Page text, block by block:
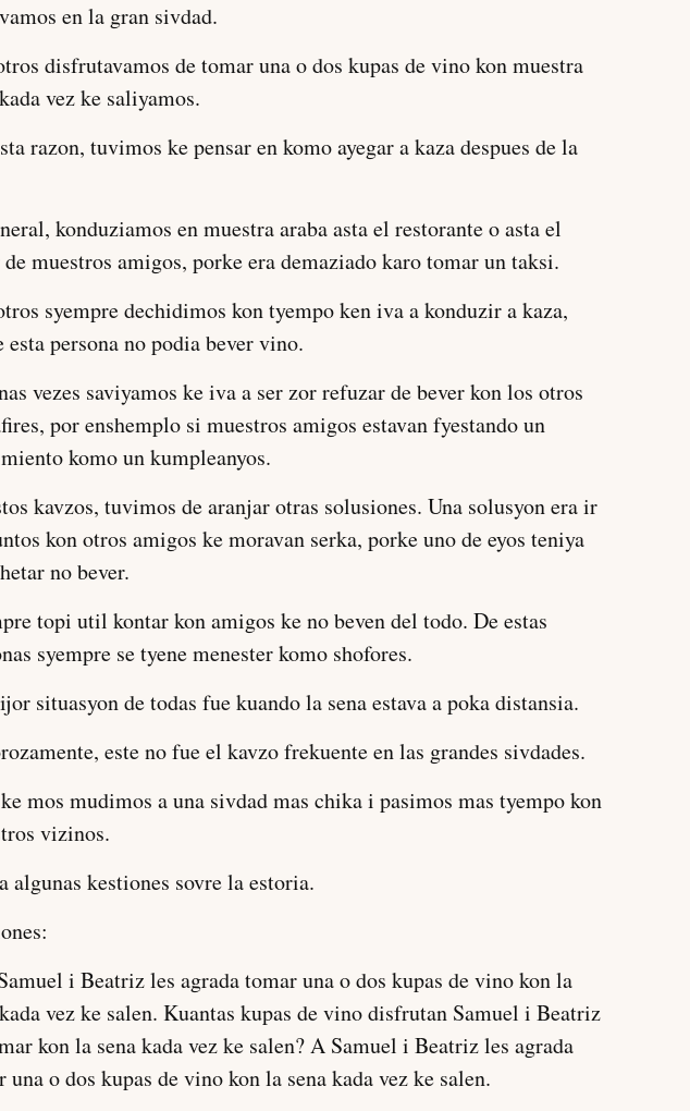
en la gran sivdad.
disfrutavamos de tomar una o dos kupas de vino kon muestra
vez ke saliyamos.
razon, tuvimos ke pensar en komo ayegar a kaza despues de la
konduziamos en muestra araba asta el restorante o asta el
muestros amigos, porke era demaziado karo tomar un taksi.
syempre dechidimos kon tyempo ken iva a konduzir a kaza,
esta persona no podia bever vino.
vezes saviyamos ke iva a ser zor refuzar de bever kon los otros
por enshemplo si muestros amigos estavan fyestando un
komo un kumpleanyos.
kavzos, tuvimos de aranjar otras solusiones. Una solusyon era ir
kon otros amigos ke moravan serka, porke uno de eyos teniya
no bever.
topi util kontar kon amigos ke no beven del todo. De estas
syempre se tyene menester komo shofores.
situasyon de todas fue kuando la sena estava a poka distansia.
este no fue el kavzo frekuente en las grandes sivdades.
mos mudimos a una sivdad mas chika i pasimos mas tyempo kon
vizinos.
algunas kestiones sovre la estoria.
i Beatriz les agrada tomar una o dos kupas de vino kon la
vez ke salen. Kuantas kupas de vino disfrutan Samuel i Beatriz
kon la sena kada vez ke salen? A Samuel i Beatriz les agrada
una o dos kupas de vino kon la sena kada vez ke salen.